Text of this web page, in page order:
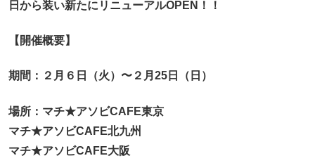
日から装い新たにリニューアルOPEN！！
【開催概要】
期間：２月６日（火）〜２月25日（日）
場所：マチ★アソビCAFE東京
マチ★アソビCAFE北九州
マチ★アソビCAFE大阪